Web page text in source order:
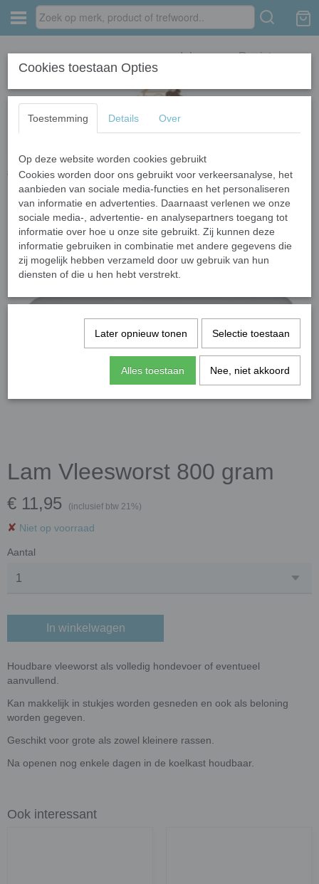
Inloggen Registreren
Home › Houdbare vleesworsten › Losse vleesworsten
800 gram
Lam Vleesworst 800 gram
€ 11,95 (inclusief btw 21%)
✘ Niet op voorraad
Aantal
In winkelwagen
Houdbare vleeworst als volledig hondevoer of eventueel
aanvullend.
Kan makkelijk in stukjes worden gesneden en ook als beloning
worden gegeven.
Geschikt voor grote als zowel kleinere rassen.
Na openen nog enkele dagen in de koelkast houdbaar.
Ook interessant
Cookies toestaan Opties
Toestemming Details Over
Op deze website worden cookies gebruikt
Cookies worden door ons gebruikt voor verkeersanalyse, het
aanbieden van sociale media-functies en het personaliseren
van informatie en advertenties. Daarnaast verlenen we onze
sociale media-, advertentie- en analysepartners toegang tot
informatie over hoe u onze site gebruikt. Zij kunnen deze
informatie gebruiken in combinatie met andere gegevens die
zij mogelijk hebben verzameld door uw gebruik van hun
diensten of die u hen hebt verstrekt.
Later opnieuw tonen Selectie toestaan
Alles toestaan Nee, niet akkoord